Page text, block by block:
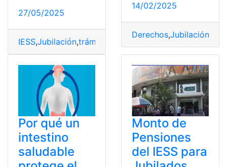
27/05/2025
IESS,Jubilación,trámite
14/02/2025
Derechos,Jubilación
Por qué un
intestino
saludable
Monto de
Pensiones
del IESS para